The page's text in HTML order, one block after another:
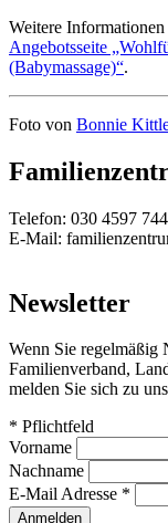
Weitere
Angebotsseite
(Babymassage)“.
Foto von Bonnie
Telefon: 030 4597
E-Mail:
Newsletter
Wenn Sie regelmäßig
Familienverband,
melden Sie sich zu
* Pflichtfeld
Vorname
Nachname
E-Mail Adresse *